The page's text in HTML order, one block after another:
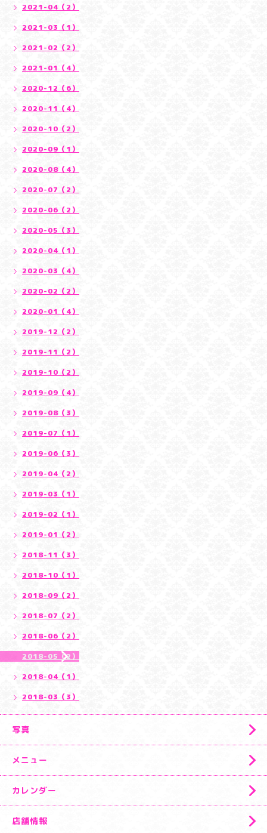
2021-04（2）
2021-03（1）
2021-02（2）
2021-01（4）
2020-12（6）
2020-11（4）
2020-10（2）
2020-09（1）
2020-08（4）
2020-07（2）
2020-06（2）
2020-05（3）
2020-04（1）
2020-03（4）
2020-02（2）
2020-01（4）
2019-12（2）
2019-11（2）
2019-10（2）
2019-09（4）
2019-08（3）
2019-07（1）
2019-06（3）
2019-04（2）
2019-03（1）
2019-02（1）
2019-01（2）
2018-11（3）
2018-10（1）
2018-09（2）
2018-07（2）
2018-06（2）
2018-05（2）
2018-04（1）
2018-03（3）
写真
メニュー
カレンダー
店舗情報